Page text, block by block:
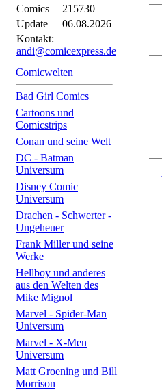
Comics
215730
Update
06.08.2026
Kontakt:
andi@comicexpress.de
Comicwelten
Bad Girl Comics
Cartoons und
Comicstrips
Conan und seine Welt
DC - Batman
Universum
Disney Comic
Universum
Drachen - Schwerter -
Ungeheuer
Frank Miller und seine
Werke
Hellboy und anderes
aus den Welten des
Mike Mignol
Marvel - Spider-Man
Universum
Marvel - X-Men
Universum
Matt Groening und Bill
Morrison